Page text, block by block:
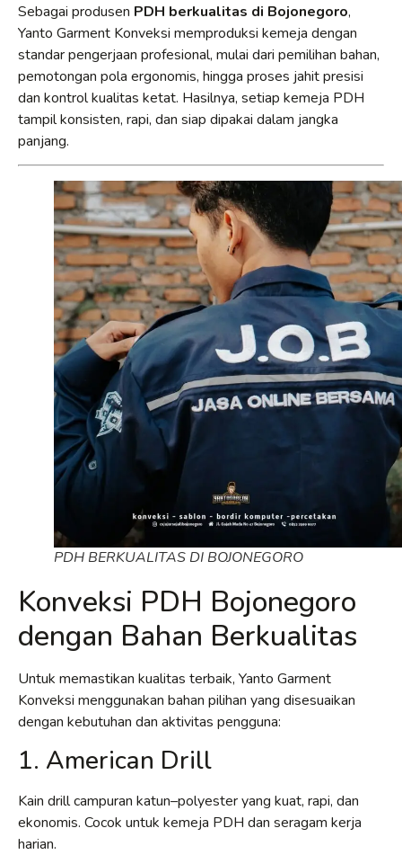
Sebagai produsen PDH berkualitas di Bojonegoro,
Yanto Garment Konveksi memproduksi kemeja dengan
standar pengerjaan profesional, mulai dari pemilihan bahan,
pemotongan pola ergonomis, hingga proses jahit presisi
dan kontrol kualitas ketat. Hasilnya, setiap kemeja PDH
tampil konsisten, rapi, dan siap dipakai dalam jangka
panjang.
PDH BERKUALITAS DI BOJONEGORO
Konveksi PDH Bojonegoro
dengan Bahan Berkualitas
Untuk memastikan kualitas terbaik, Yanto Garment
Konveksi menggunakan bahan pilihan yang disesuaikan
dengan kebutuhan dan aktivitas pengguna:
1. American Drill
Kain drill campuran katun–polyester yang kuat, rapi, dan
ekonomis. Cocok untuk kemeja PDH dan seragam kerja
harian.